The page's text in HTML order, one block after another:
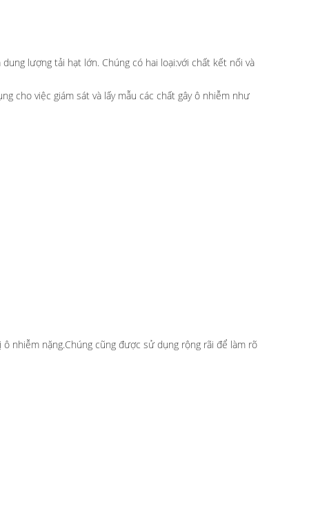
lượng tải hạt lớn. Chúng có hai loại:với chất kết nối và
cho việc giám sát và lấy mẫu các chất gây ô nhiễm như
nhiễm nặng.Chúng cũng được sử dụng rộng rãi để làm rõ